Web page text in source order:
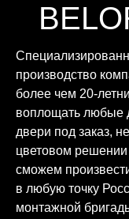
производство
более чем 20-
воплощать любые
двери под заказ,
цветовом
сможем
в любую точку
монтажной